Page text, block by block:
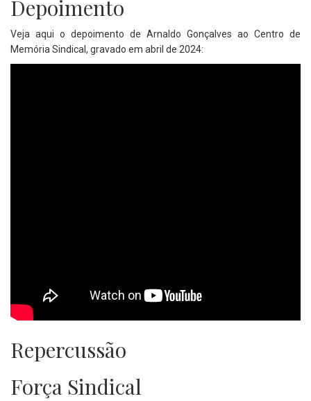
Depoimento
Veja aqui o depoimento de Arnaldo Gonçalves ao Centro de
Memória Sindical, gravado em abril de 2024:
Repercussão
Força Sindical